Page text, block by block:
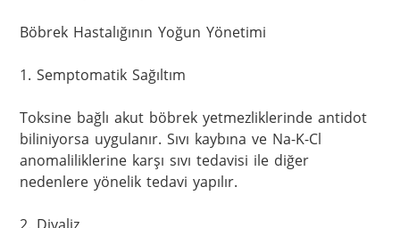
Böbrek Hastalığının Yoğun Yönetimi
1. Semptomatik Sağıltım
Toksine bağlı akut böbrek yetmezliklerinde antidot
biliniyorsa uygulanır. Sıvı kaybına ve Na-K-Cl
anomaliliklerine karşı sıvı tedavisi ile diğer
nedenlere yönelik tedavi yapılır.